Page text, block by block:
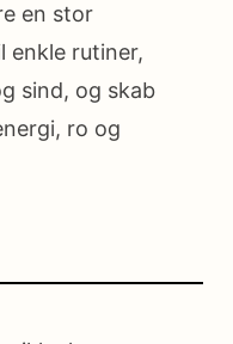
en stor
enkle rutiner,
sind, og skab
ro og